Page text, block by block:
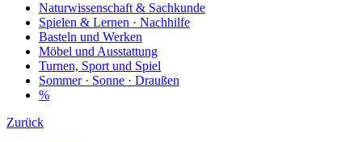
Naturwissenschaft & Sachkunde
Spielen & Lernen · Nachhilfe
Basteln und Werken
Möbel und Ausstattung
Turnen, Sport und Spiel
Sommer · Sonne · Draußen
%
Zurück